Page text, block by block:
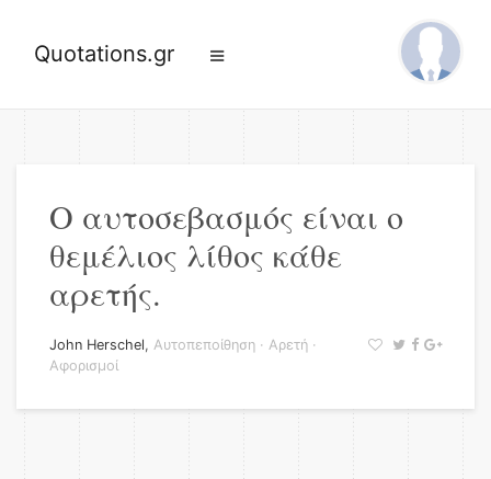
Quotations.gr
Ο αυτοσεβασμός είναι ο
θεμέλιος λίθος κάθε
αρετής.
John Herschel, Αυτοπεποίθηση · Αρετή ·
Αφορισμοί